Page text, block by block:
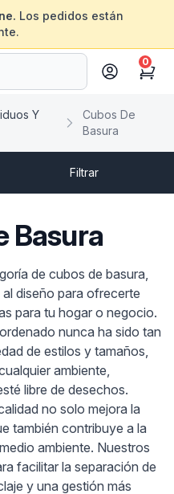
Los pedidos están
Cart
0
Y
Cubos De
Basura
Filtrar
Basura
de cubos de basura,
diseño para ofrecerte
para tu hogar o negocio.
nunca ha sido tan
de estilos y tamaños,
ambiente,
libre de desechos.
no solo mejora la
también contribuye a la
ambiente. Nuestros
facilitar la separación de
y una gestión más